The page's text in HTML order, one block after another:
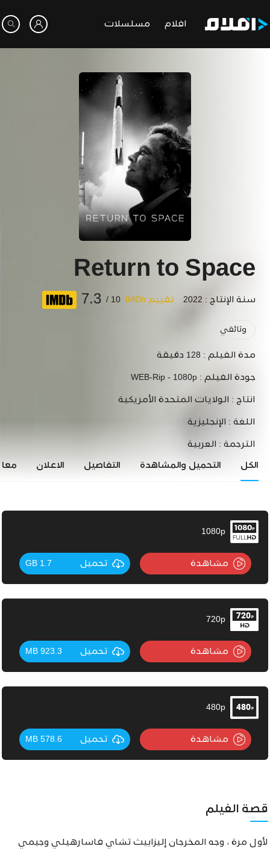
افلام مسلسلات
Return to Space
سنة الإنتاج : 2022 تقييم IMDb 10 /
7.3
وثائقي
مدة الفيلم : 128 دقيقة
جودة الفيلم : WEB-Rip - 1080p
انتاج : الولايات المتحدة الأمريكية
اللغة : الإنجليزية
الترجمة : العربية
الكل التحميل والمشاهدة التفاصيل الاعلان
1080p
مشاهدة تحميل 1.7 GB
720p
مشاهدة تحميل 923.3 MB
480p
مشاهدة تحميل 578.6 MB
قصة الفيلم
لأول مرة ، وجه المخرجان إليزابيث تشاي فاسارهيلي وجيمي